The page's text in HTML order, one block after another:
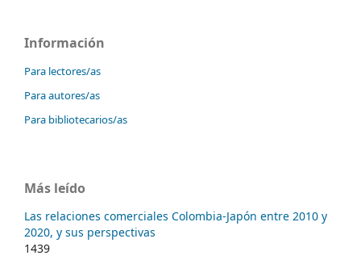
Información
Para lectores/as
Para autores/as
Para bibliotecarios/as
Más leído
Las relaciones comerciales Colombia-Japón entre 2010 y
2020, y sus perspectivas
1439